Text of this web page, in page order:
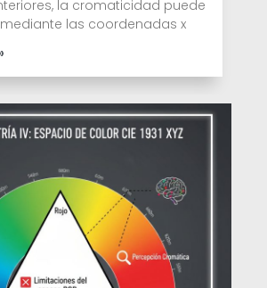
la cromaticidad puede
las coordenadas x